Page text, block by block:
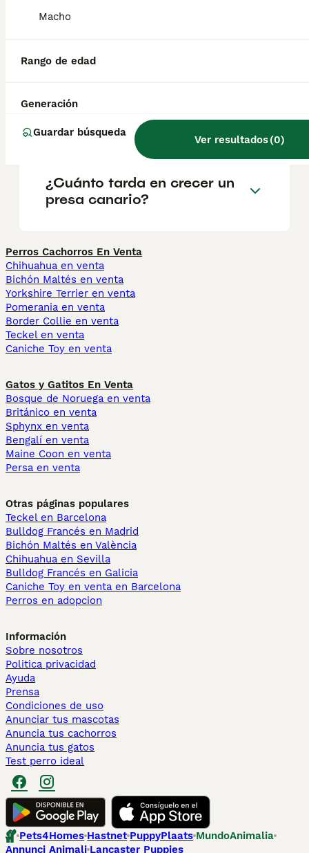
Macho
Rango de edad
Generación
Guardar búsqueda
Ver resultados(0)
peligroso?
¿Es el presa un buen perro
de familia?
¿Cuánto tarda en crecer un
presa canario?
Perros Cachorros En Venta
Chihuahua en venta
Bichón Maltés en venta
Yorkshire Terrier en venta
Pomerania en venta
Border Collie en venta
Teckel en venta
Caniche Toy en venta
Gatos y Gatitos En Venta
Bosque de Noruega en venta
Británico en venta
Sphynx en venta
Bengalí en venta
Maine Coon en venta
Persa en venta
Otras páginas populares
Teckel en Barcelona
Bulldog Francés en Madrid
Bichón Maltés en València
Chihuahua en Sevilla
Bulldog Francés en Galicia
Caniche Toy en venta en Barcelona
Perros en adopcion
Información
Sobre nosotros
Politica privacidad
Ayuda
Prensa
Condiciones de uso
Anunciar tus mascotas
Anuncia tus cachorros
Anuncia tus gatos
Test perro ideal
Pets4Homes Hastnet PuppyPlaats MundoAnimalia
Annunci Animali Lancaster Puppies